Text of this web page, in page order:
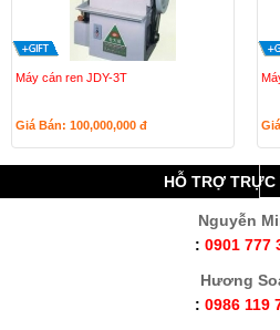
Máy cán ren JDY-3T
Giá Bán: 100,000,000 đ
HỖ TRỢ TRỰC
Nguyễn
: 0901 777
Hương
: 0986 119